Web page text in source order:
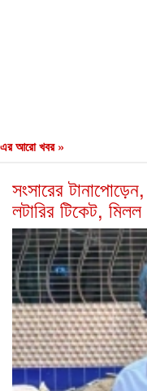
এর আরো খবর »
সংসারের
লটারির টিকেট,